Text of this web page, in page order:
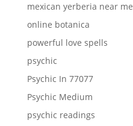
mexican yerberia near me
online botanica
powerful love spells
psychic
Psychic In 77077
Psychic Medium
psychic readings